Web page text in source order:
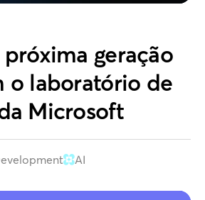
geração
o laboratório de
Microsoft
AI